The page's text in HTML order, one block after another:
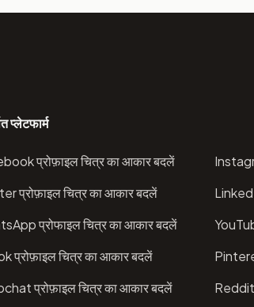
प्लेटफार्म
प्रोफ़ाइल चित्र का आकार बदलें
प्रोफ़ाइल चित्र का आकार बदलें
प्रोफाइल चित्र का आकार बदलें
प्रोफ़ाइल चित्र का आकार बदलें
प्रोफ़ाइल चित्र का आकार बदलें
Reddit